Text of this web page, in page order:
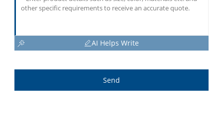
AI Helps Write
Send